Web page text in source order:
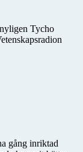
Tycho
gång inriktad